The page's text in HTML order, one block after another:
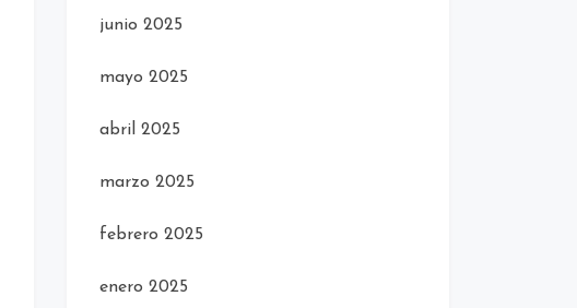
junio 2025
mayo 2025
abril 2025
marzo 2025
febrero 2025
enero 2025